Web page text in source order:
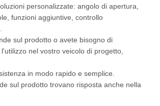
personalizzate: angolo di apertura,
funzioni aggiuntive, controllo
sul prodotto o avete bisogno di
nel vostro veicolo di progetto,
in modo rapido e semplice.
sul prodotto trovano risposta anche nella